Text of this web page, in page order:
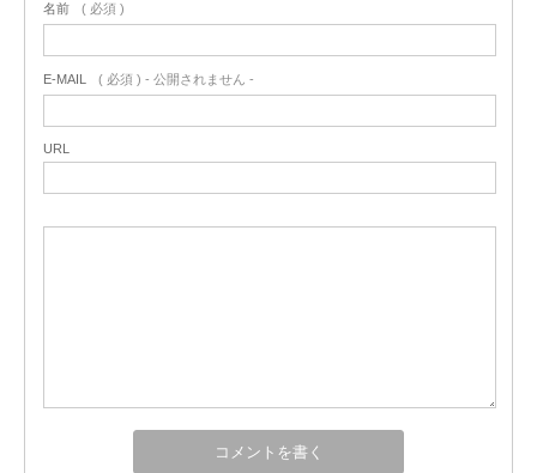
名前 ( 必須 )
E-MAIL ( 必須 ) - 公開されません -
URL